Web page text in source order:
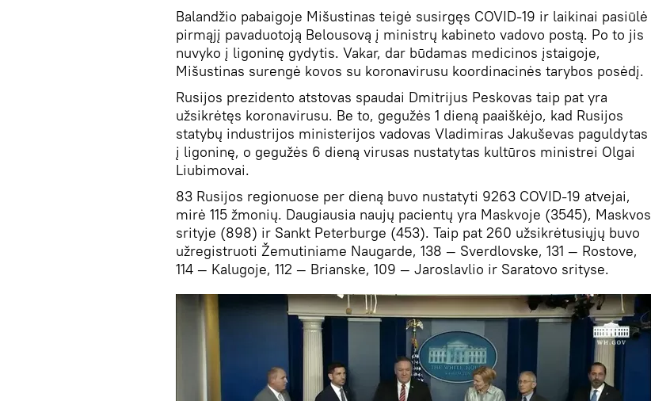
Balandžio pabaigoje Mišustinas teigė susirgęs COVID-19 ir laikinai pasiūlė
pirmąjį pavaduotoją Belousovą į ministrų kabineto vadovo postą. Po to jis
nuvyko į ligoninę gydytis. Vakar, dar būdamas medicinos įstaigoje,
Mišustinas surengė kovos su koronavirusu koordinacinės tarybos posėdį.
Rusijos prezidento atstovas spaudai Dmitrijus Peskovas taip pat yra
užsikrėtęs koronavirusu. Be to, gegužės 1 dieną paaiškėjo, kad Rusijos
statybų industrijos ministerijos vadovas Vladimiras Jakuševas paguldytas
į ligoninę, o gegužės 6 dieną virusas nustatytas kultūros ministrei Olgai
Liubimovai.
83 Rusijos regionuose per dieną buvo nustatyti 9263 COVID-19 atvejai,
mirė 115 žmonių. Daugiausia naujų pacientų yra Maskvoje (3545), Maskvos
srityje (898) ir Sankt Peterburge (453). Taip pat 260 užsikrėtusiųjų buvo
užregistruoti Žemutiniame Naugarde, 138 — Sverdlovske, 131 — Rostove,
114 — Kalugoje, 112 — Brianske, 109 — Jaroslavlio ir Saratovo srityse.